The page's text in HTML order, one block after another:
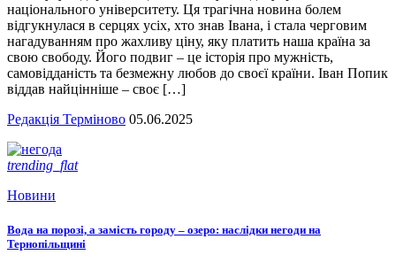
національного університету. Ця трагічна новина болем
відгукнулася в серцях усіх, хто знав Івана, і стала черговим
нагадуванням про жахливу ціну, яку платить наша країна за
свою свободу. Його подвиг – це історія про мужність,
самовідданість та безмежну любов до своєї країни. Іван Попик
віддав найцінніше – своє […]
Редакція Терміново 05.06.2025
trending_flat
Новини
Вода на порозі, а замість городу – озеро: наслідки негоди на
Тернопільщині